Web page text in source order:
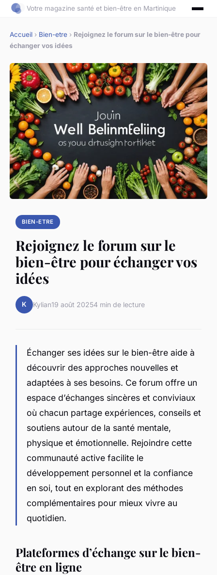
Votre magazine santé et bien-être en Martinique
Accueil › Bien-etre › Rejoignez le forum sur le bien-être pour
échanger vos idées
BIEN-ETRE
Rejoignez le forum sur le
bien-être pour échanger vos
idées
K Kylian19 août 20254 min de lecture
Échanger ses idées sur le bien-être aide à
découvrir des approches nouvelles et
adaptées à ses besoins. Ce forum offre un
espace d’échanges sincères et conviviaux
où chacun partage expériences, conseils et
soutiens autour de la santé mentale,
physique et émotionnelle. Rejoindre cette
communauté active facilite le
développement personnel et la confiance
en soi, tout en explorant des méthodes
complémentaires pour mieux vivre au
quotidien.
Plateformes d’échange sur le bien-
être en ligne